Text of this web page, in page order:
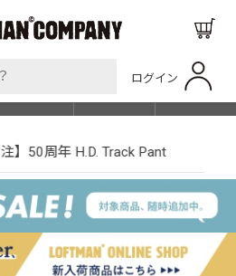
ログイン
SHOP LIST
注】50周年 H.D. Track Pant